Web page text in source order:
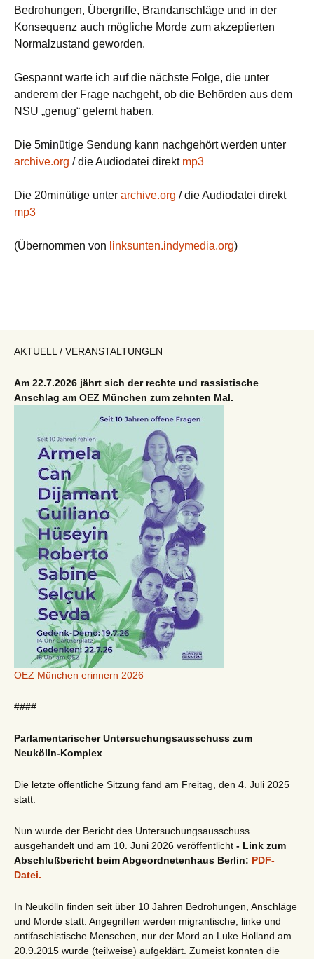
Bedrohungen, Übergriffe, Brandanschläge und in der
Konsequenz auch mögliche Morde zum akzeptierten
Normalzustand geworden.
Gespannt warte ich auf die nächste Folge, die unter
anderem der Frage nachgeht, ob die Behörden aus dem
NSU „genug“ gelernt haben.
Die 5minütige Sendung kann nachgehört werden unter
archive.org / die Audiodatei direkt mp3
Die 20minütige unter archive.org / die Audiodatei direkt
mp3
(Übernommen von linksunten.indymedia.org)
AKTUELL / VERANSTALTUNGEN
Am 22.7.2026 jährt sich der rechte und rassistische
Anschlag am OEZ München zum zehnten Mal.
OEZ München erinnern 2026
####
Parlamentarischer Untersuchungsausschuss zum
Neukölln-Komplex
Die letzte öffentliche Sitzung fand am Freitag, den 4. Juli 2025
statt.
Nun wurde der Bericht des Untersuchungsausschuss
ausgehandelt und am 10. Juni 2026 veröffentlicht - Link zum
Abschlußbericht beim Abgeordnetenhaus Berlin: PDF-
Datei.
In Neukölln finden seit über 10 Jahren Bedrohungen, Anschläge
und Morde statt. Angegriffen werden migrantische, linke und
antifaschistische Menschen, nur der Mord an Luke Holland am
20.9.2015 wurde (teilweise) aufgeklärt. Zumeist konnten die